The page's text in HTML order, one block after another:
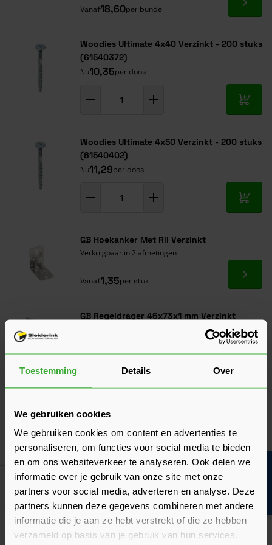
Toestemming Details Over
We gebruiken cookies
We gebruiken cookies om content en advertenties te
personaliseren, om functies voor social media te bieden
en om ons websiteverkeer te analyseren. Ook delen we
informatie over je gebruik van onze site met onze
partners voor social media, adverteren en analyse. Deze
partners kunnen deze gegevens combineren met andere
informatie die je aan ze hebt verstrekt of die ze hebben
verzameld op basis van je gebruik van hun services.
Vanaf18,60per bundel Ga
Woodies Ultimate 4x40 Verzinkt - 200 stuks
(61540372)
Nu10,35per doos
In
Woodies Ultimate 4x50 Verzinkt - 200 stuks
(61540402)
Nu11,29per doos
In
GB Hoekanker Met Ril Verzinkt
Verkrijgbaar in 2 afmetingen
Vanaf1,35per stuk Ga
GB Regeldrager 46x73x1 mm Verzinkt
Nu19,36
In
Dé oplossing bij slecht weer!
Afdekzeil
Verkrijgbaar in 7 afmetingen
Vanaf 7,17 per stuk